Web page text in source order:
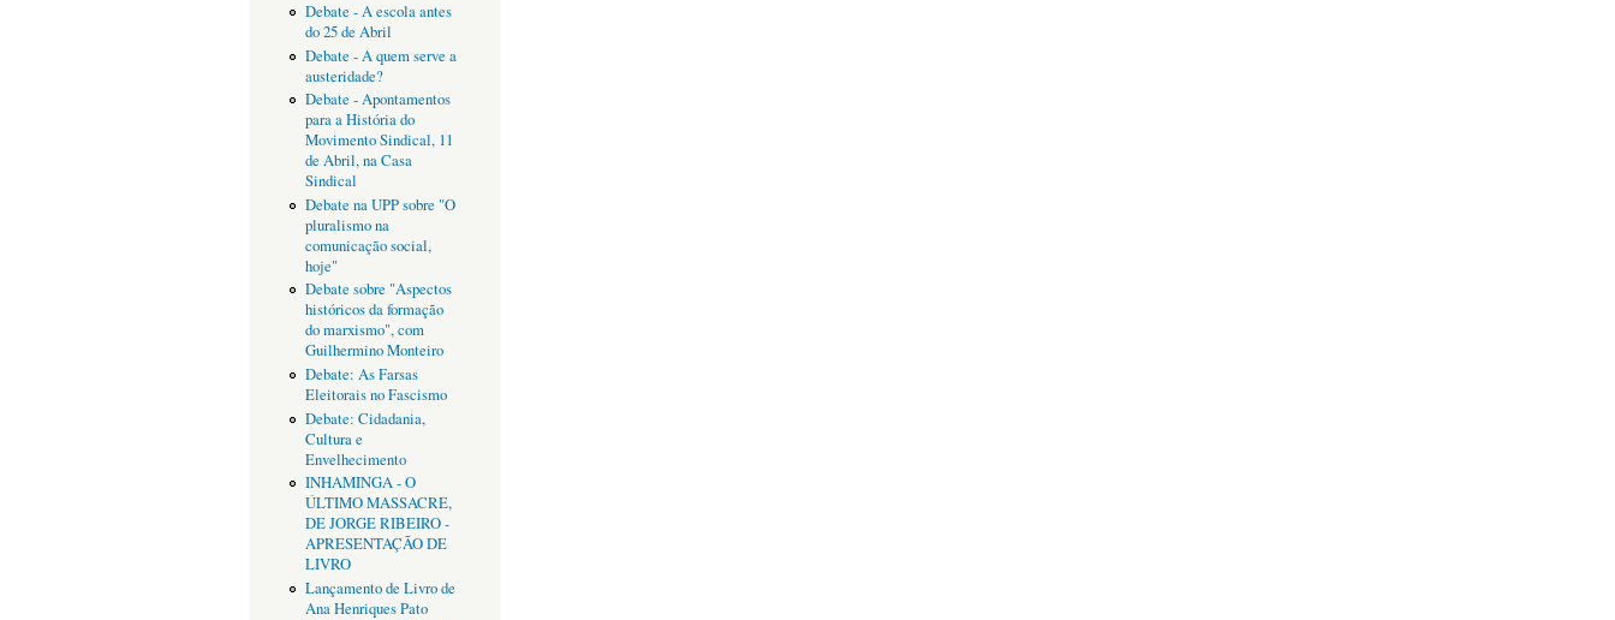
Debate - A escola antes
do 25 de Abril
Debate - A quem serve a
austeridade?
Debate - Apontamentos
para a História do
Movimento Sindical, 11
de Abril, na Casa
Sindical
Debate na UPP sobre "O
pluralismo na
comunicação social,
hoje"
Debate sobre "Aspectos
históricos da formação
do marxismo", com
Guilhermino Monteiro
Debate: As Farsas
Eleitorais no Fascismo
Debate: Cidadania,
Cultura e
Envelhecimento
INHAMINGA - O
ÚLTIMO MASSACRE,
DE JORGE RIBEIRO -
APRESENTAÇÃO DE
LIVRO
Lançamento de Livro de
Ana Henriques Pato